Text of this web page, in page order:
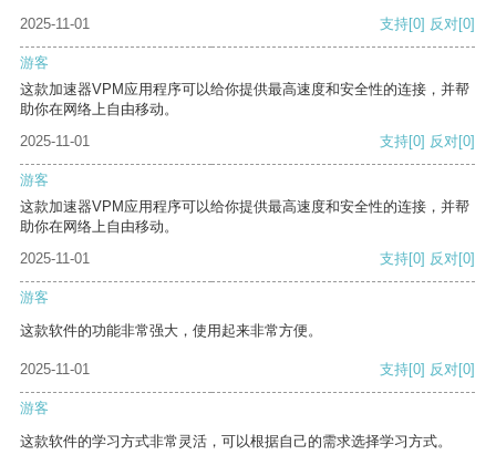
2025-11-01 支持[0] 反对[0]
游客
这款加速器VPM应用程序可以给你提供最高速度和安全性的连接，并帮
助你在网络上自由移动。
2025-11-01
支持[0] 反对[0]
游客
这款加速器VPM应用程序可以给你提供最高速度和安全性的连接，并帮
助你在网络上自由移动。
2025-11-01
支持[0] 反对[0]
游客
这款软件的功能非常强大，使用起来非常方便。
2025-11-01 支持[0] 反对[0]
游客
这款软件的学习方式非常灵活，可以根据自己的需求选择学习方式。